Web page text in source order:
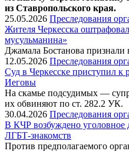
из Ставропольского края.
25.05.2026 Преследования
Жителя Черкесска
мусульманина»
Джамала Бостанова
12.05.2026 Преследования
Суд в Черкесске приступил к
Иеговы
На скамье подсудимых —
их обвиняют по ст. 282.2 УК.
30.04.2026 Преследования
В КЧР возбуждено уголовное
ЛГБТ-знакомств
Против предполагаемого